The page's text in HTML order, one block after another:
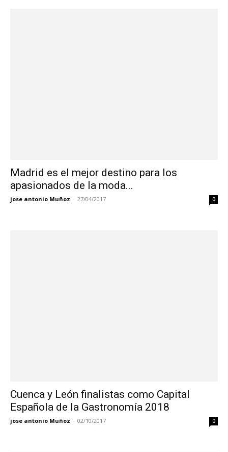
Madrid es el mejor destino para los
apasionados de la moda...
jose antonio Muñoz - 27/04/2017 0
Cuenca y León finalistas como Capital
Española de la Gastronomía 2018
jose antonio Muñoz - 02/10/2017 0